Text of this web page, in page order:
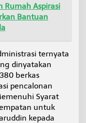
Rumah Aspirasi
Bantuan
ternyata
dinyatakan
berkas
pencalonan
Syarat
untuk
kepada